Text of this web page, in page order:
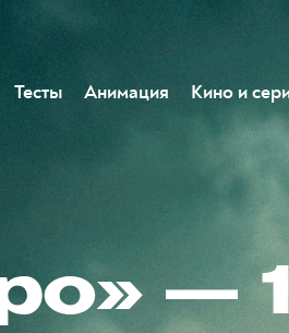
Тесты Анимация Кино и
—